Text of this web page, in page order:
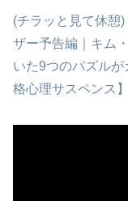
(チラッと見て休憩
ザー予告編｜キム
いた9つのパズル
格心理サスペンス】